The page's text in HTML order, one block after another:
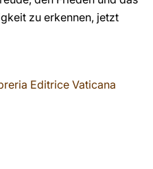
zu erkennen, jetzt
Editrice Vaticana